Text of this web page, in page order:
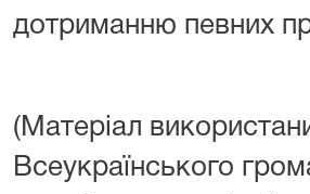
дотриманню певних
(Матеріал
Всеукраїнського